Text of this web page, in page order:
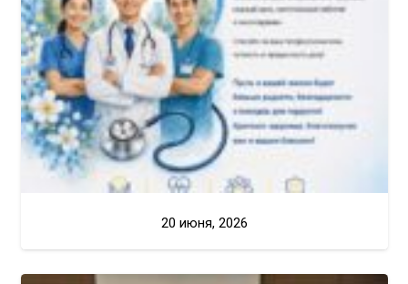
20 июня, 2026